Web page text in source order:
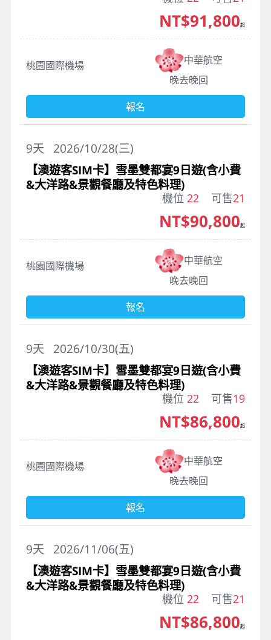
桃園國際機場
中華航空
晚去晚回
NT$91,800起
報名
2026/10/28(三)
9天
【澳遊客SIM卡】雪墨雙都宴9日遊(含小費
&大洋路&景觀餐廳及特色料理)
機位 22 可售21
桃園國際機場
中華航空
晚去晚回
NT$90,800起
報名
2026/10/30(五)
9天
【澳遊客SIM卡】雪墨雙都宴9日遊(含小費
&大洋路&景觀餐廳及特色料理)
機位 22 可售19
桃園國際機場
中華航空
晚去晚回
NT$86,800起
報名
2026/11/06(五)
9天
【澳遊客SIM卡】雪墨雙都宴9日遊(含小費
&大洋路&景觀餐廳及特色料理)
機位 22 可售21
NT$86,800起